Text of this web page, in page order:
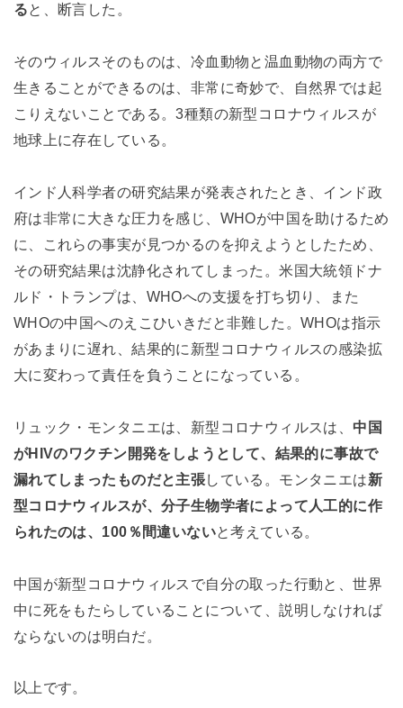
ると、断言した。
そのウィルスそのものは、冷血動物と温血動物の両方で
生きることができるのは、非常に奇妙で、自然界では起
こりえないことである。3種類の新型コロナウィルスが
地球上に存在している。
インド人科学者の研究結果が発表されたとき、インド政
府は非常に大きな圧力を感じ、WHOが中国を助けるため
に、これらの事実が見つかるのを抑えようとしたため、
その研究結果は沈静化されてしまった。米国大統領ドナ
ルド・トランプは、WHOへの支援を打ち切り、また
WHOの中国へのえこひいきだと非難した。WHOは指示
があまりに遅れ、結果的に新型コロナウィルスの感染拡
大に変わって責任を負うことになっている。
リュック・モンタニエは、新型コロナウィルスは、 中国
がHIVのワクチン開発をしようとして、結果的に事故で
漏れてしまったものだと主張している。モンタニエは新
型コロナウィルスが、分子生物学者によって人工的に作
られたのは、100％間違いないと考えている。
中国が新型コロナウィルスで自分の取った行動と、世界
中に死をもたらしていることについて、説明しなければ
ならないのは明白だ。
以上です。